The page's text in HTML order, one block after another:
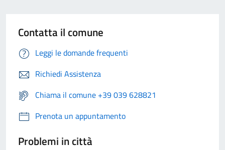
Contatta il comune
Leggi le domande frequenti
Richiedi Assistenza
Chiama il comune +39 039 628821
Prenota un appuntamento
Problemi in città